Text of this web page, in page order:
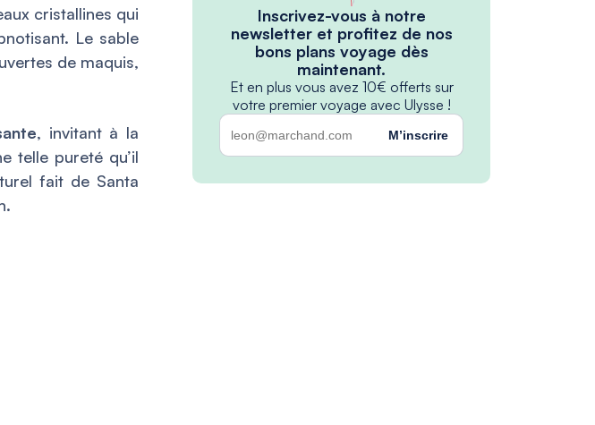
cristallines qui
Le sable
de maquis,
, invitant à la
telle pureté qu’il
fait de Santa
Inscrivez-vous à notre
newsletter et profitez de nos
bons plans voyage dès
maintenant.
Et en plus vous avez 10€ offerts sur
votre premier voyage avec Ulysse !
M’inscrire